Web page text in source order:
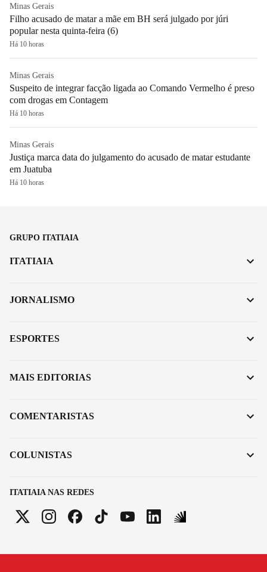
Minas Gerais
Filho acusado de matar a mãe em BH será julgado por júri
popular nesta quinta-feira (6)
Há 10 horas
Minas Gerais
Suspeito de integrar facção ligada ao Comando Vermelho é preso
com drogas em Contagem
Há 10 horas
Minas Gerais
Justiça marca data do julgamento do acusado de matar estudante
em Juatuba
Há 10 horas
GRUPO ITATIAIA
ITATIAIA NAS REDES
ITATIAIA
JORNALISMO
ESPORTES
MAIS EDITORIAS
COMENTARISTAS
COLUNISTAS